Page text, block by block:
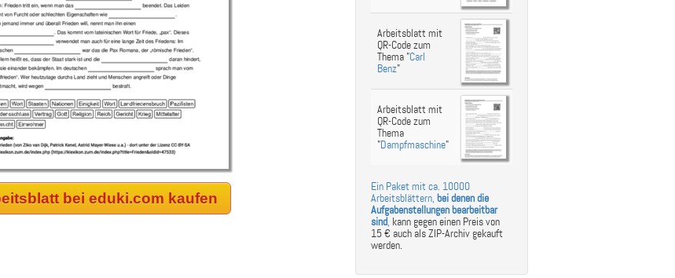
bei eduki.com kaufen
Arbeitsblatt mit
QR-Code zum
Thema "Carl
Benz"
Arbeitsblatt mit
QR-Code zum
Thema
"Dampfmaschine"
Ein Paket mit ca. 10000
Arbeitsblättern, bei denen die
Aufgabenstellungen bearbeitbar
sind, kann gegen einen Preis von
15 € auch als ZIP-Archiv gekauft
werden.